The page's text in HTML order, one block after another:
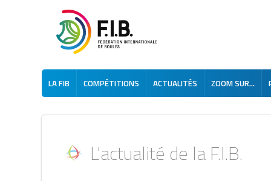
LA FIB COMPÉTITIONS ACTUALITÉS ZOOM SUR...
L'actualité de la F.I.B.